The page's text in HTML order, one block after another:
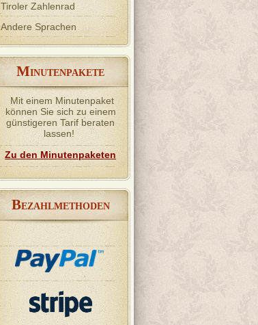
Tiroler Zahlenrad
Andere Sprachen
MINUTENPAKETE
Mit einem Minutenpaket
können Sie sich zu einem
günstigeren Tarif beraten
lassen!
Zu den Minutenpaketen
BEZAHLMETHODEN